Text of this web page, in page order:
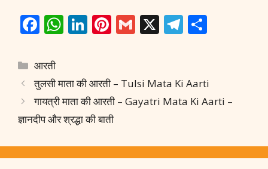
F
e
b
o
o
W
s
A
p
Li
e
dI
n
Pi
e
st
G
l
X T
gr
a
e
Categories
आरती
तुलसी माता की आरती – Tulsi Mata Ki Aarti
गायत्री माता की आरती – Gayatri Mata Ki Aarti –
ज्ञानदीप और श्रद्धा की बाती